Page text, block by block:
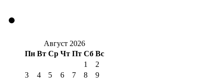
Август 2026
Пн Вт Ср Чт Пт Сб Вс
1
2
3
4 5 6 7 8
9